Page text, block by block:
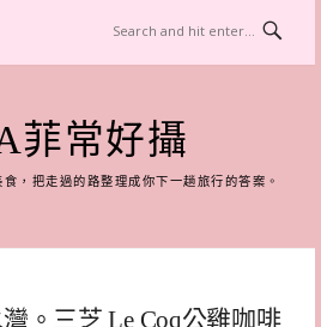
菲常好攝
，把走過的路整理成你下一趟旅行的答案。
。三芝 Le Coq公雞咖啡